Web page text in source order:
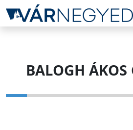
BALOGH ÁKOS